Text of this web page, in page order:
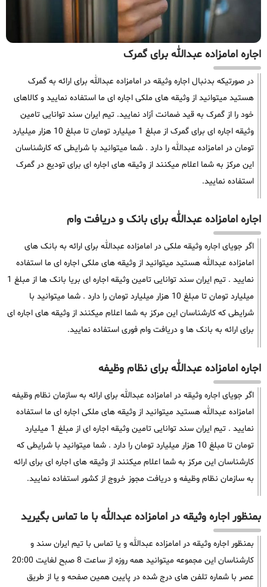
اجاره امامزاده عبدالله برای گمرک
در صورتیکه بدنبال اجاره وثیقه در امامزاده عبدالله برای ارائه به گمرک
هستید میتوانید از وثیقه های ملکی اجاره ای ما استفاده نمایید و کالاهای
خود را از گمرک به قید ضمانت آزاد نمایید. تیم ایران سند توانایی تامین
وثیقه اجاره ای برای گمرک از مبلغ 1 میلیارد تومان تا مبلغ 10 هزار میلیارد
تومان در امامزاده عبدالله را دارد . شما میتوانید با شرایطی که کارشناسان
این مرکز به شما اعلام میکنند از وثیقه های اجاره ای برای تودیع در گمرک
استفاده نمایید.
اجاره امامزاده عبدالله برای بانک و دریافت وام
اگر جویای اجاره وثیقه ملکی در امامزاده عبدالله برای ارائه به بانک های
امامزاده عبدالله هستید میتوانید از وثیقه های ملکی اجاره ای ما استفاده
نمایید . تیم ایران سند توانایی تامین وثیقه اجاره ای بریا بانک ها از مبلغ 1
میلیارد تومان تا مبلغ 10 هزار میلیارد تومان را دارد . شما میتوانید با
شرایطی که کارشناسان این مرکز به شما اعلام میکنند از وثیقه های اجاره ای
برای ارائه به بانک ها و دریافت وام فوری استفاده نمایید.
اجاره امامزاده عبدالله برای نظام وظیفه
اگر جویای اجاره وثیقه در امامزاده عبدالله برای ارائه به سازمان نظام وظیفه
امامزاده عبدالله هستید میتوانید از وثیقه های ملکی اجاره ای ما استفاده
نمایید . تیم ایران سند توانایی تامین وثیقه اجاره ای از مبلغ 1 میلیارد
تومان تا مبلغ 10 هزار میلیارد تومان را دارد . شما میتوانید با شرایطی که
کارشناسان این مرکز به شما اعلام میکنند از وثیقه های اجاره ای برای ارائه
به سازمان نظام وظیفه و دریافت مجوز خروج از کشور استفاده نمایید.
بمنظور اجاره وثیقه در امامزاده عبدالله با ما تماس بگیرید
بمنظور اجاره وثیقه در امامزاده عبدالله و یا تماس با تیم ایران سند و
کارشناسان این مجموعه میتوانید همه روزه از ساعت 8 صبح لغایت 20:00
عصر با شماره تلفن های درج شده در پایین همین صفحه و یا از طریق